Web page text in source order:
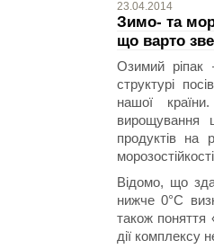
23.04.2014
Зимо- та
що варто
Озимий
структурі
нашої
вирощування
продуктів на
Відомо, що
нижче 0°С
також поняття
дії комплексу